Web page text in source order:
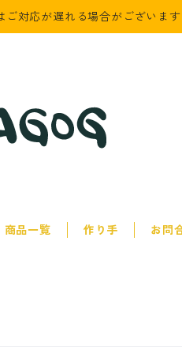
対応が遅れる場合がございます
商品一覧 作り手 お問